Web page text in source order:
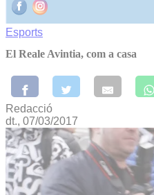
Esports
El Reale Avintia, com a casa
Redacció
dt., 07/03/2017